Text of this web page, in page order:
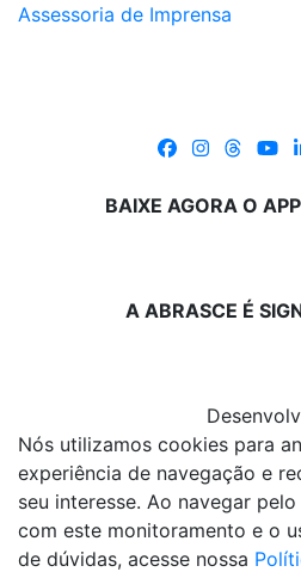
Assessoria de Imprensa
BAIXE AGORA O
A ABRASCE É
Nós utilizamos cookies para
experiência de navegação e
seu interesse. Ao navegar
com este monitoramento e o
de dúvidas, acesse nossa